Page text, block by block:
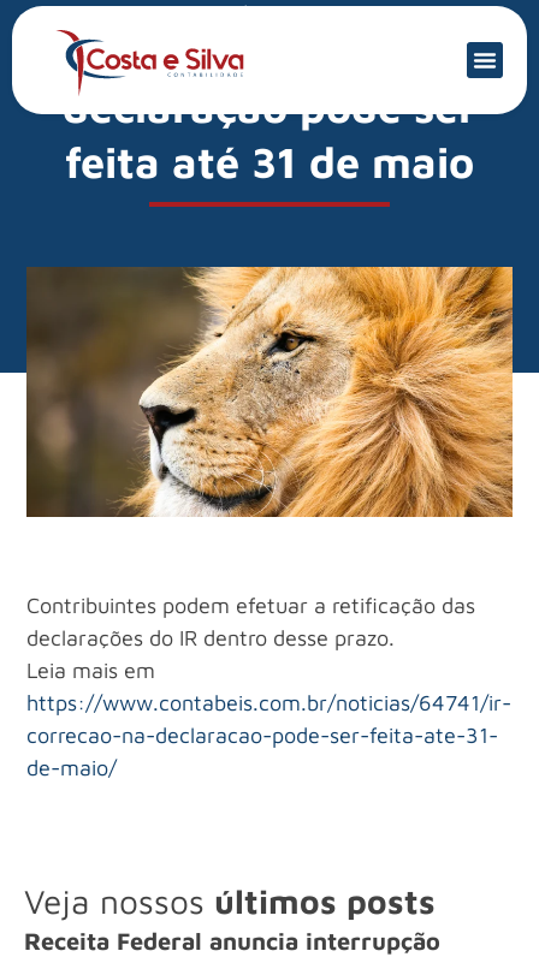
Mercado Financeiro
IR: correção na
declaração pode ser
feita até 31 de maio
Contribuintes podem efetuar a retificação das
declarações do IR dentro desse prazo.
Leia mais em
https://www.contabeis.com.br/noticias/64741/ir-
correcao-na-declaracao-pode-ser-feita-ate-31-
de-maio/
Veja nossos últimos posts
Receita Federal anuncia interrupção